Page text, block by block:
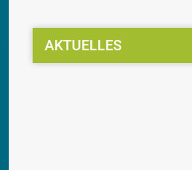
AKTUELLES